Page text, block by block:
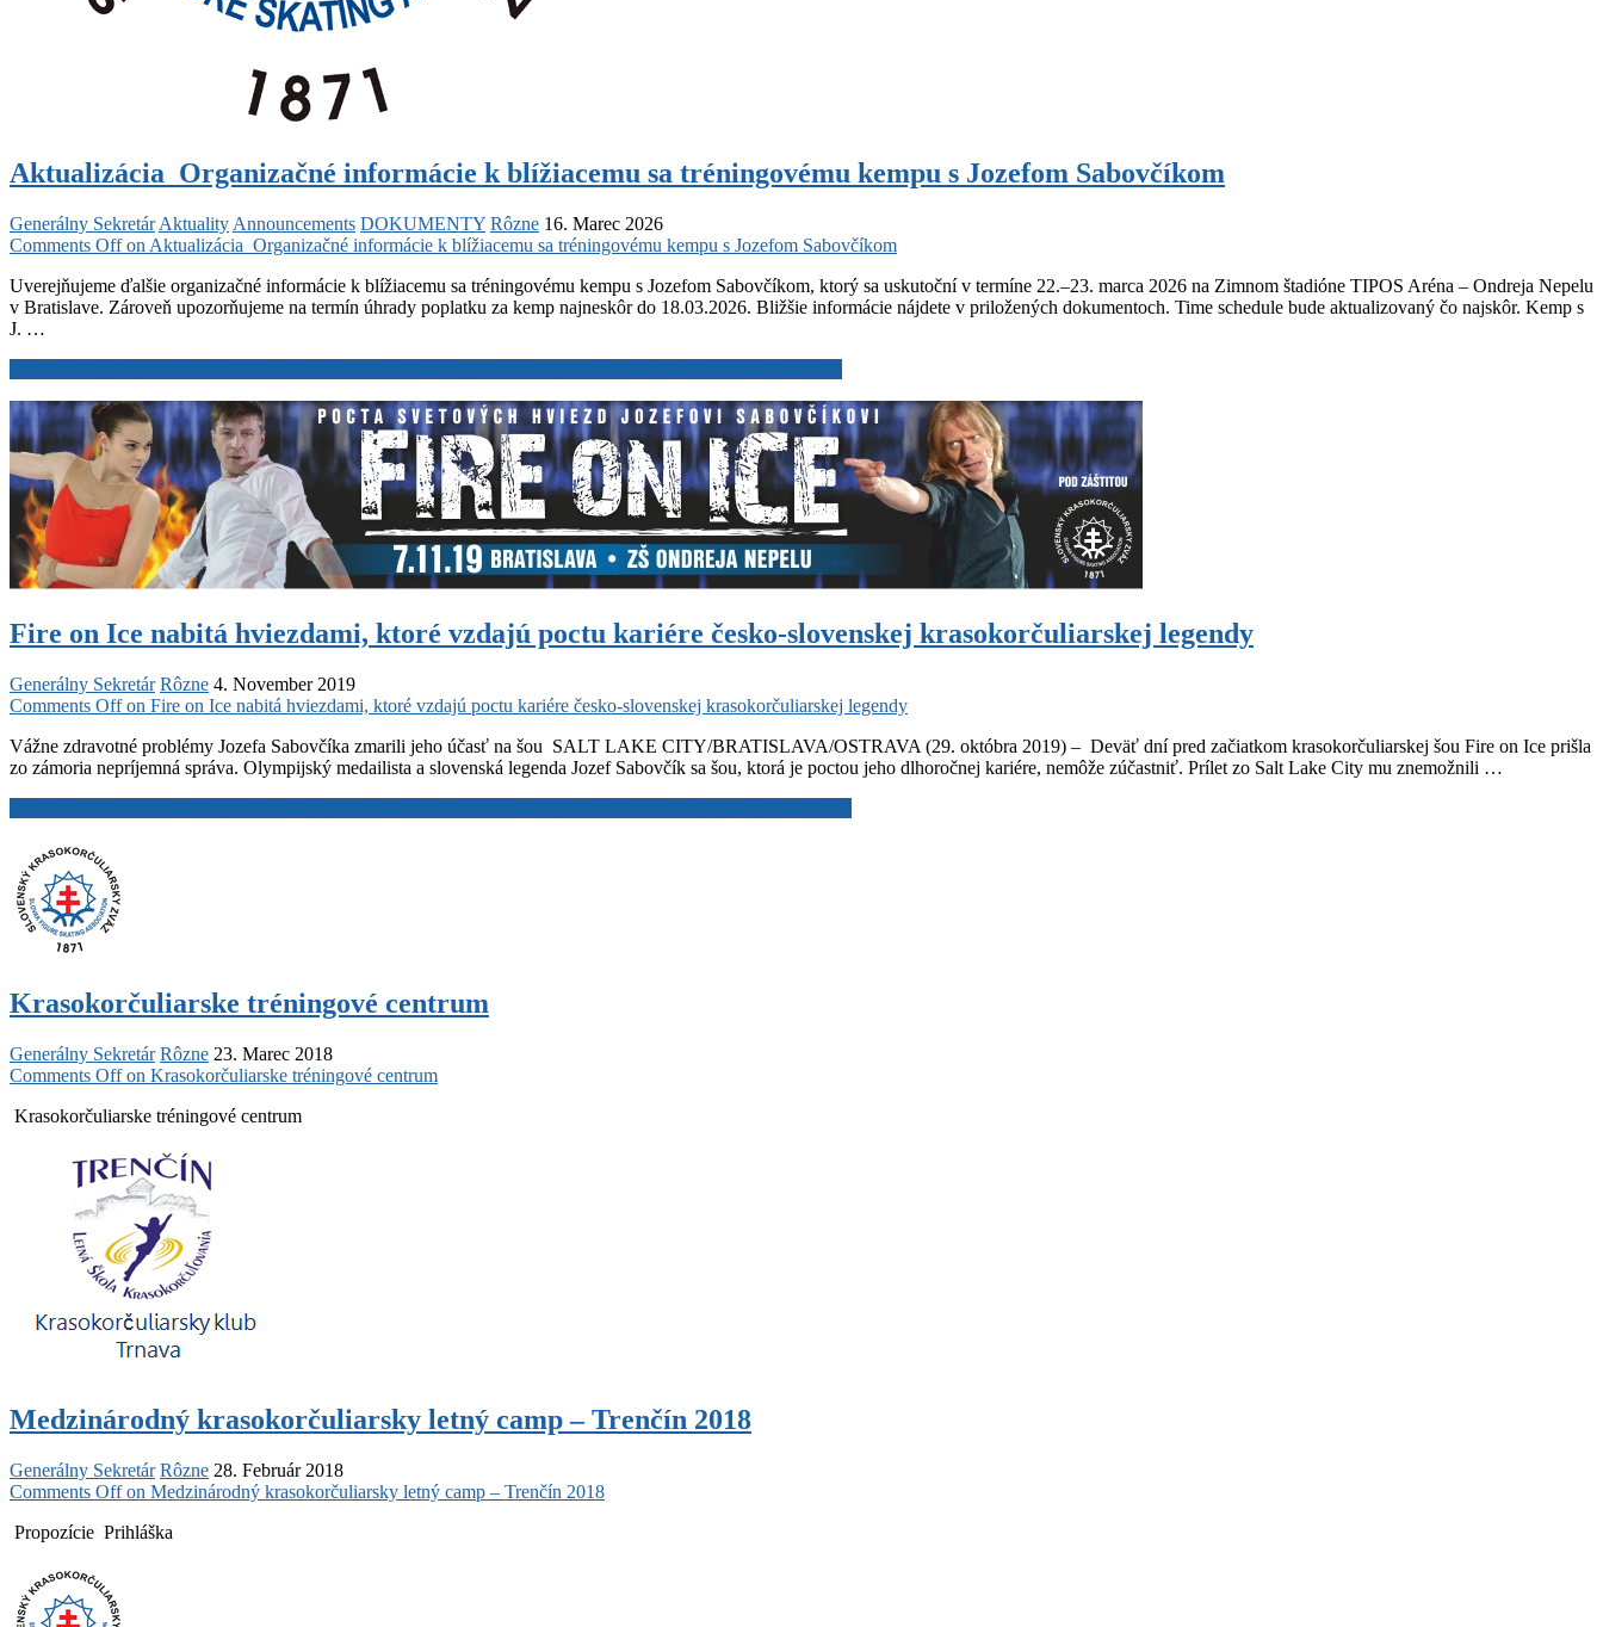
Aktualizácia_Organizačné informácie k blížiacemu sa tréningovému kempu s Jozefom Sabovčíkom
Generálny Sekretár Aktuality Announcements DOKUMENTY Rôzne 16. Marec 2026
Comments Offon Aktualizácia_Organizačné informácie k blížiacemu sa tréningovému kempu s Jozefom Sabovčíkom
Uverejňujeme ďalšie organizačné informácie k blížiacemu sa tréningovému kempu s Jozefom Sabovčíkom, ktorý sa uskutoční v termíne 22.–23. marca 2026 na Zimnom štadióne TIPOS Aréna – Ondreja Nepelu
v Bratislave. Zároveň upozorňujeme na termín úhrady poplatku za kemp najneskôr do 18.03.2026. Bližšie informácie nájdete v priložených dokumentoch. Time schedule bude aktualizovaný čo najskôr. Kemp s
J. …
Fire on Ice nabitá hviezdami, ktoré vzdajú poctu kariére česko-slovenskej krasokorčuliarskej legendy
Generálny Sekretár Rôzne 4. November 2019
Comments Offon Fire on Ice nabitá hviezdami, ktoré vzdajú poctu kariére česko-slovenskej krasokorčuliarskej legendy
Vážne zdravotné problémy Jozefa Sabovčíka zmarili jeho účasť na šou SALT LAKE CITY/BRATISLAVA/OSTRAVA (29. októbra 2019) – Deväť dní pred začiatkom krasokorčuliarskej šou Fire on Ice prišla
zo zámoria nepríjemná správa. Olympijský medailista a slovenská legenda Jozef Sabovčík sa šou, ktorá je poctou jeho dlhoročnej kariére, nemôže zúčastniť. Prílet zo Salt Lake City mu znemožnili …
Krasokorčuliarske tréningové centrum
Generálny Sekretár Rôzne 23. Marec 2018
Comments Offon Krasokorčuliarske tréningové centrum
Krasokorčuliarske tréningové centrum
Medzinárodný krasokorčuliarsky letný camp – Trenčín 2018
Generálny Sekretár Rôzne 28. Február 2018
Comments Offon Medzinárodný krasokorčuliarsky letný camp – Trenčín 2018
Propozície Prihláška